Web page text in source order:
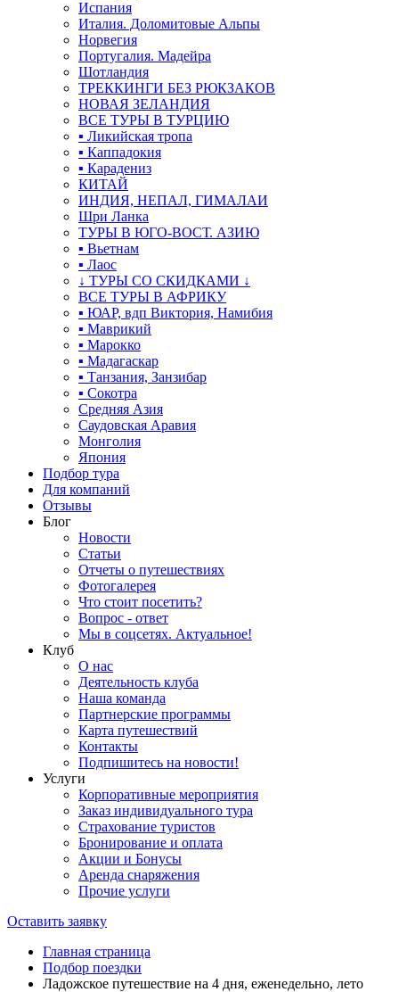
Испания
Италия. Доломитовые Альпы
Норвегия
Португалия. Мадейра
Шотландия
ТРЕККИНГИ БЕЗ РЮКЗАКОВ
НОВАЯ ЗЕЛАНДИЯ
ВСЕ ТУРЫ В ТУРЦИЮ
▪ Ликийская тропа
▪ Каппадокия
▪ Карадениз
КИТАЙ
ИНДИЯ, НЕПАЛ, ГИМАЛАИ
Шри Ланка
ТУРЫ В ЮГО-ВОСТ. АЗИЮ
▪ Вьетнам
▪ Лаос
↓ ТУРЫ СО СКИДКАМИ ↓
ВСЕ ТУРЫ В АФРИКУ
▪ ЮАР, вдп Виктория, Намибия
▪ Маврикий
▪ Марокко
▪ Мадагаскар
▪ Танзания, Занзибар
▪ Сокотра
Средняя Азия
Саудовская Аравия
Монголия
Япония
Подбор тура
Для компаний
Отзывы
Блог
Новости
Статьи
Отчеты о путешествиях
Фотогалерея
Что стоит посетить?
Вопрос - ответ
Мы в соцсетях. Актуальное!
Клуб
О нас
Деятельность клуба
Наша команда
Партнерские программы
Карта путешествий
Контакты
Подпишитесь на новости!
Услуги
Корпоративные мероприятия
Заказ индивидуального тура
Страхование туристов
Бронирование и оплата
Акции и Бонусы
Аренда снаряжения
Прочие услуги
Оставить заявку
Главная страница
Подбор поездки
Ладожское путешествие на 4 дня, еженедельно, лето